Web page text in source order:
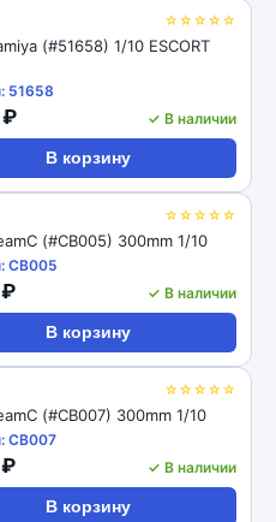
☆☆☆☆☆
(#51658) 1/10 ESCORT
51658
₽ ✓ В наличии
В корзину
☆☆☆☆☆
(#CB005) 300mm 1/10
CB005
✓ В наличии
В корзину
☆☆☆☆☆
Кузов TeamC (#CB007) 300mm 1/10
CB007
✓ В наличии
В корзину